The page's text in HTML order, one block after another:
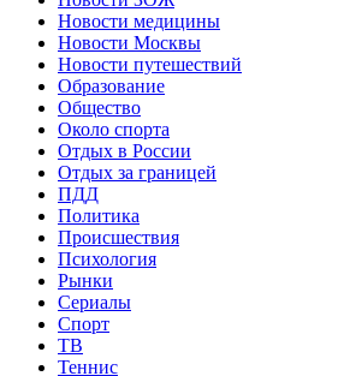
Новости медицины
Новости Москвы
Новости путешествий
Образование
Общество
Около спорта
Отдых в России
Отдых за границей
ПДД
Политика
Происшествия
Психология
Рынки
Сериалы
Спорт
ТВ
Теннис